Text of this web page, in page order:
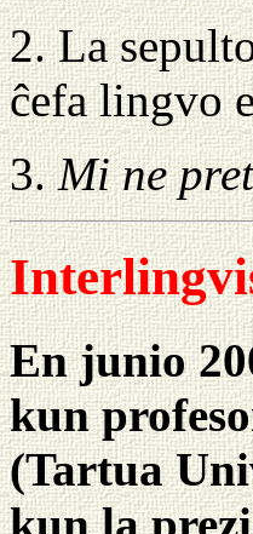
2. La
ĉefa lingvo
3.Mi ne
En junio
kun
(Tartua
kun la